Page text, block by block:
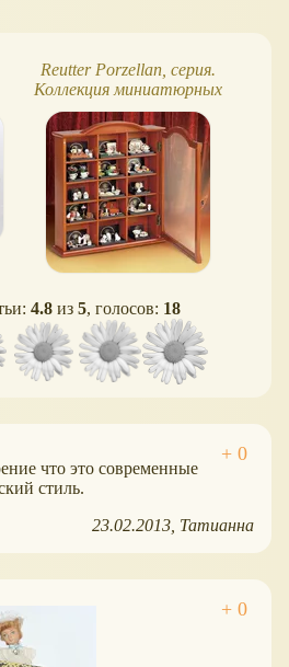
Reutter Porzellan, серия.
Коллекция миниатюрных
интерьеров
4.8 из 5, голосов: 18
что это современные
стиль.
23.02.2013 Татианна